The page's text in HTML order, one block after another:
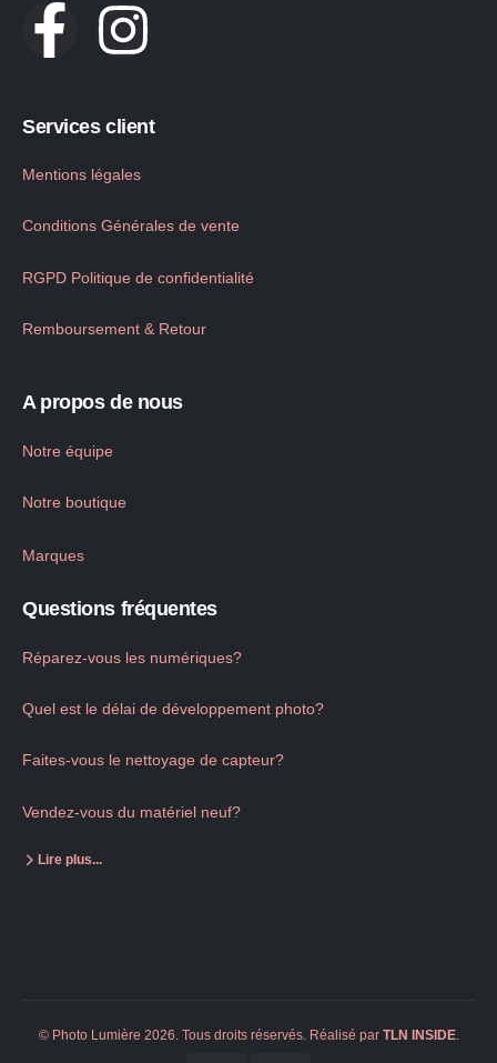
Services client
Mentions légales
Conditions Générales de vente
RGPD Politique de confidentialité
Remboursement & Retour
A propos de nous
Notre équipe
Notre boutique
Marques
Questions fréquentes
Réparez-vous les numériques?
Quel est le délai de développement photo?
Faites-vous le nettoyage de capteur?
Vendez-vous du matériel neuf?
Lire plus...
© Photo Lumière 2026. Tous droits réservés. Réalisé par TLN INSIDE.